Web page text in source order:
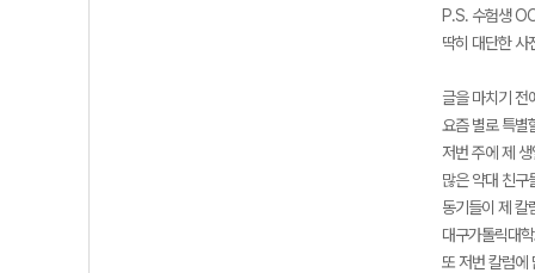
P.S. 수험생
딱히 대단한 사
글을 마치기 전
요즘 별로 특별
저번 주에 제
많은 약대 친구
동기들이 제 칼
대구가톨릭대
또 저번 칼럼에